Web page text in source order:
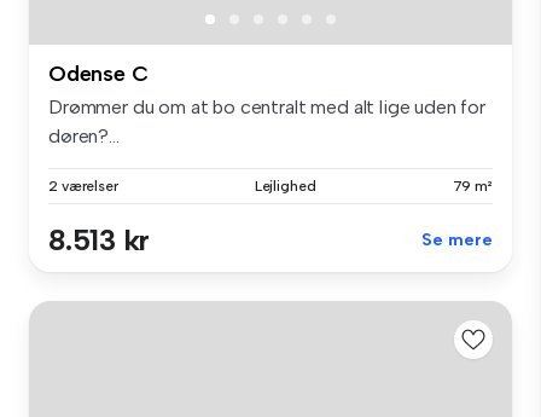
Odense C
Drømmer du om at bo centralt med alt lige uden for
døren?...
2 værelser Lejlighed 79 m²
8.513 kr Se mere